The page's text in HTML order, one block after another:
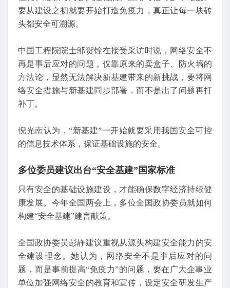
要从建设之初就要开始打造免疫力，真正让每一块砖
头都安全可溯源。
中国工程院院士邬贺铨在接受采访时说，网络安全不
再是事后应对的问题，仅靠原来的卖盒子、防火墙的
方法论，显然无法解决新基建带来的新挑战，要将网
络安全措施与新基建同步部署，而不是出了问题再打
补丁。
倪光南认为，“新基建”一开始就要采用我国安全可控
的信息技术体系，保证基础设施的安全。
多位委员建议出台“安全基建”国家标准
只有安全的基础设施建设，才能确保数字经济持续健
康发展。今年全国两会上，多位全国政协委员就如何
构建“安全基建”建言献策。
全国政协委员彭静建议重视从源头构建安全能力的安
全建设理念。她认为，网络安全不是事后应对的问
题，而是事前提高“免疫力”的问题，要在广大企事业
单位加强网络安全的教育和宣传，设定安全研发生产